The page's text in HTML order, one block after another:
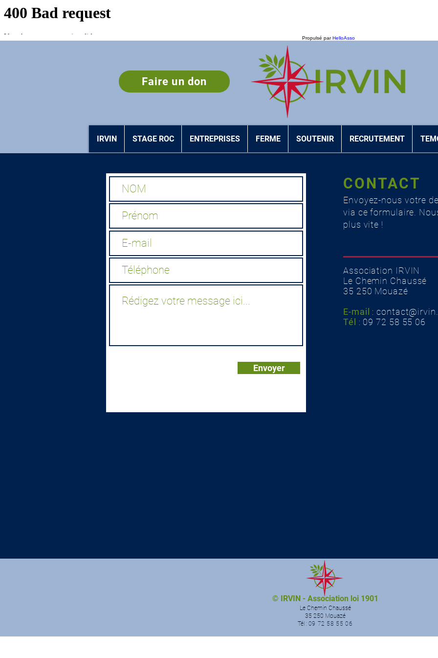
Propulsé parHelloAsso
Faire un don
IRVIN STAGE ROC ENTREPRISES FERME SOUTENIR RECRUTEMENT
Envoyer
CONTACT
Envoyez-nous votre
via ce formulaire.
plus vite !
Association IRVIN
Le Chemin Chaussé
35 250 Mouazé
E-mail : contact
Tél
: 09 72 58 55 06
© IRVIN - Association loi 1901
Le Chemin Chaussé
35 250 Mouazé
Tél : 09 72 58 55 06